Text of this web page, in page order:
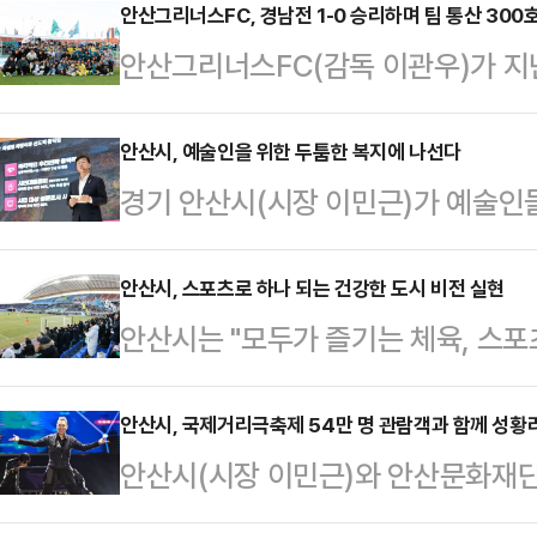
구덕 운동장에서 열린 '하나은행 K
파크를 상대로 후반 16분 세트피스
다음 경기 종료 직전 박정우 선수
다.안산그리너스는 3-4-1-2 포메
일관 경기를 압도했다.이로써 안산
로 1:0 승리…
안산그리너스FC, 경남전 1-0 승리하며 팀 통산 300
안산그리너스FC(감독 이관우)가
열린 '하나은행 K리그2 2025' 10
리했다.안산그리너스는 활발한 공
너킥 찬스를 놓치지 않고 상대의
록을 달성하며 승리했다.안산그리
권을 탈피하여 중위권으로 도약하
리너스의 홈 구장인 안산 와~스타
들이 몰려 열렬한…
안산시, 예술인을 위한 두툼한 복지에 나선다
경기 안산시(시장 이민근)가 예술
년 경기도 예술인 기회소득’ 신청
술인들의 안정적인 예술 활동을 보
모하기 위해 경기도와 안산시가
월 21일 기준 안산시에 주민등록
120%(월 287만 416원) 이하인 예
술인에게는 연 150만 원이 2회에
광부 …
안산시, 스포츠로 하나 되는 건강한 도시 비전 실현
안산시는 "모두가 즐기는 체육, 스
을 내세워 시민들이 건강한 생활을
는 지역사회 활력을 증진시키는 중
쉽게 스포츠를 접할 수 있도록 다양
민들이 다양한 스포츠 활동을 통해
안산시, 국제거리극축제 54만 명 관람객과 함께 성황
안산시(시장 이민근)와 안산문화재
제’가 지난 3일부터 5일까지 54만